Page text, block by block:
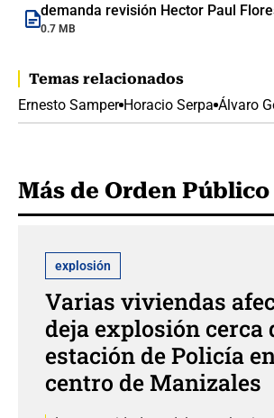
demanda revisión Hector Paul
0.7 MB
Temas relacionados
Ernesto Samper Horacio Serpa Álvaro
Más de Orden Público
explosión
Varias viviendas
deja explosión cerca
estación de Policía
centro de Manizales